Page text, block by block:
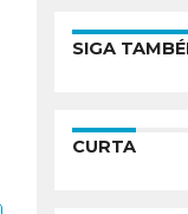
SIGA
CURTA